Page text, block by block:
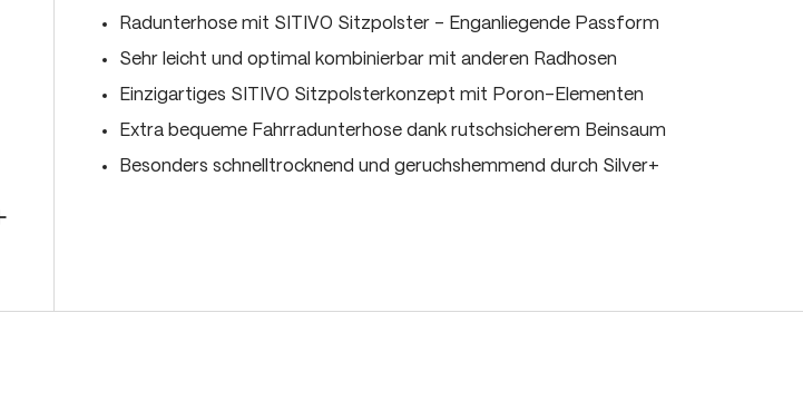
Radunterhose mit SITIVO Sitzpolster - Enganliegende Passform
Sehr leicht und optimal kombinierbar mit anderen Radhosen
Einzigartiges SITIVO Sitzpolsterkonzept mit Poron-Elementen
Extra bequeme Fahrradunterhose dank rutschsicherem Beinsaum
Besonders schnelltrocknend und geruchshemmend durch Silver+